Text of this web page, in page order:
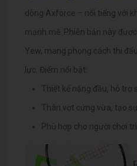
dòng Axforce – nổi tiếng với
mạnh mẽ. Phiên bản này
Yew, mang phong cách thi
lực. Điểm nổi bật:
Thiết kế nặng đầu, hỗ trợ
Thân vợt cứng vừa, tạo
Phù hợp cho người chơi